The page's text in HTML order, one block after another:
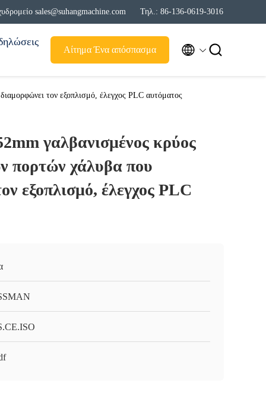
sales@suhangmachine.com Τηλ.: 86-136-0619-3016
Αίτημα Ένα απόσπασμα  
τον εξοπλισμό, έλεγχος PLC αυτόματος
γαλβανισμένος κρύος
πορτών χάλυβα που
εξοπλισμό, έλεγχος PLC